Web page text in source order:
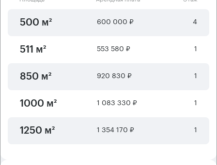
500 м² 600 000 ₽ 4
511 м² 553 580 ₽ 1
850 м² 920 830 ₽ 1
1000 м² 1 083 330 ₽ 1
1250 м² 1 354 170 ₽ 1